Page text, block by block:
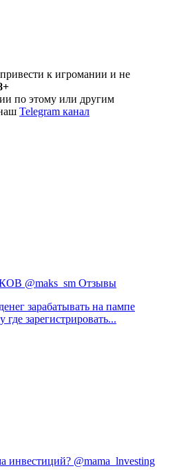
к игромании и не
по этому или другим
Telegram канал
@maks_sm Отзывы
зарабатывать на пампе
зарегистрировать...
@mama_lnvesting